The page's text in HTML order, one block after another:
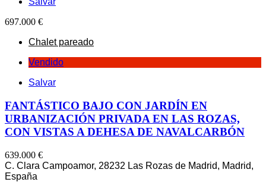
697.000 €
Chalet pareado
Vendido
Salvar
FANTÁSTICO BAJO CON JARDÍN EN
URBANIZACIÓN PRIVADA EN LAS ROZAS,
CON VISTAS A DEHESA DE NAVALCARBÓN
639.000 €
C. Clara Campoamor, 28232 Las Rozas de Madrid, Madrid,
España